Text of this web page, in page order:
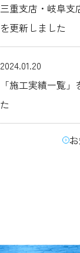
三重支店・岐阜支
を更新しました
2024.01.20
「施工実績一覧
た